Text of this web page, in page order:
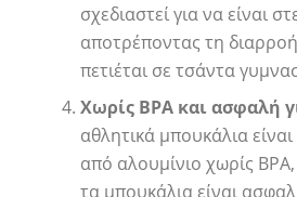
σχεδιαστεί για να είναι
αποτρέποντας τη
πετιέται σε τσάντα
Χωρίς BPA και ασφαλή
αθλητικά μπουκάλια
από αλουμίνιο χωρίς
τα μπουκάλια είναι